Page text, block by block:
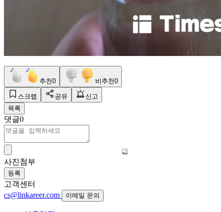
추천0 비추천0
스크랩 공유
신고
목록
댓글0
사진첨부
등록
고객센터
cs@linkareer.com
이메일 문의